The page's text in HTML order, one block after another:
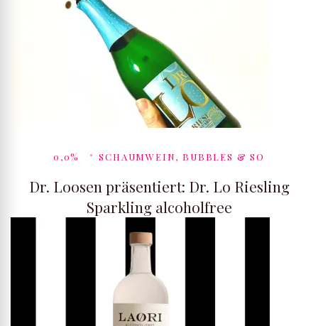
0,0% SCHAUMWEIN, BUBBLES & SO
Dr. Loosen präsentiert: Dr. Lo Riesling
Sparkling alcoholfree